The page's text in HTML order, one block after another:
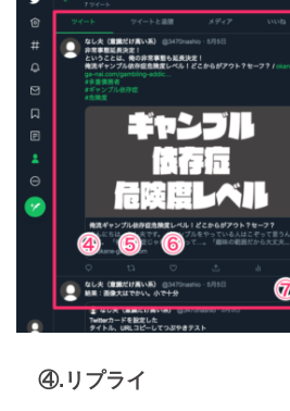
④.リプライ